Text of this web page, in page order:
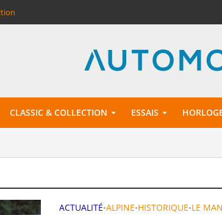
CLASSIC & COLLECTION ESSAIS
ACTUALITÉ•ALPINE•HISTORIQUE•LE